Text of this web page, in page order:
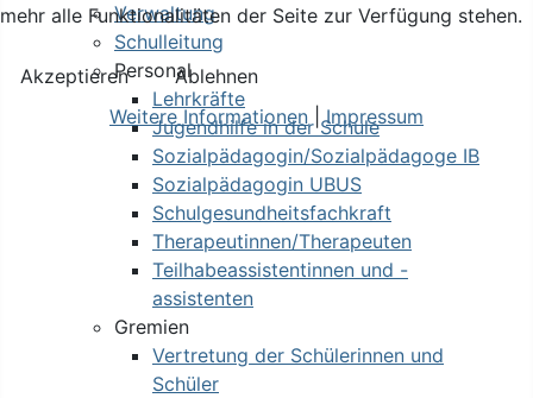
Verwaltung
Schulleitung
Personal
Lehrkräfte
Jugendhilfe in der Schule
Sozialpädagogin/Sozialpädagoge IB
Sozialpädagogin UBUS
Schulgesundheitsfachkraft
Therapeutinnen/Therapeuten
Teilhabeassistentinnen und -
assistenten
Gremien
Vertretung der Schülerinnen und
Schüler
mehr alle Funktionalitäten der Seite zur Verfügung stehen.
Akzeptieren
Ablehnen
Weitere Informationen |Impressum